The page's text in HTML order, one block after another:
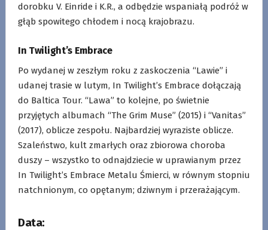
dorobku V. Einride i K.R., a odbędzie wspaniałą podróż w
głąb spowitego chłodem i nocą krajobrazu.
In Twilight’s Embrace
Po wydanej w zeszłym roku z zaskoczenia “Lawie” i
udanej trasie w lutym, In Twilight’s Embrace dołączają
do Baltica Tour. “Lawa” to kolejne, po świetnie
przyjętych albumach “The Grim Muse” (2015) i “Vanitas”
(2017), oblicze zespołu. Najbardziej wyraziste oblicze.
Szaleństwo, kult zmarłych oraz zbiorowa choroba
duszy – wszystko to odnajdziecie w uprawianym przez
In Twilight’s Embrace Metalu Śmierci, w równym stopniu
natchnionym, co opętanym; dziwnym i przerażającym.
Data: